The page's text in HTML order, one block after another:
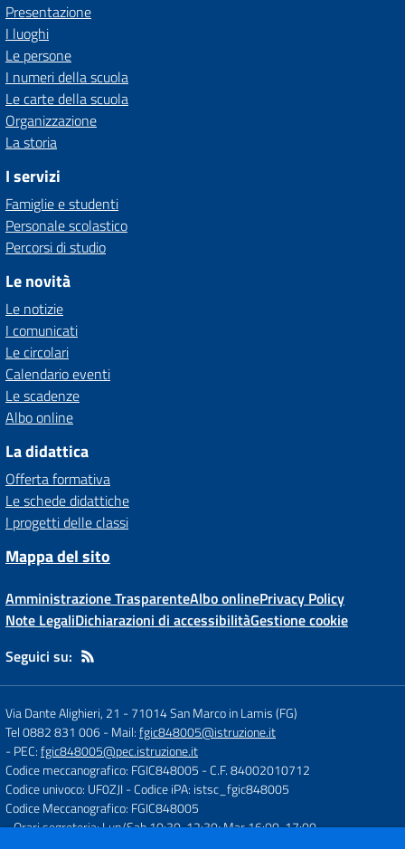
Presentazione
I luoghi
Le persone
I numeri della scuola
Le carte della scuola
Organizzazione
La storia
I servizi
Famiglie e studenti
Personale scolastico
Percorsi di studio
Le novità
Le notizie
I comunicati
Le circolari
Calendario eventi
Le scadenze
Albo online
La didattica
Offerta formativa
Le schede didattiche
I progetti delle classi
Mappa del sito
Amministrazione TrasparenteAlbo onlinePrivacy Policy
Note LegaliDichiarazioni di accessibilitàGestione cookie
Seguici su:
Via Dante Alighieri, 21 -71014 San Marco in Lamis (FG)
Tel 0882 831 006- Mail:fgic848005@istruzione.it
- PEC:fgic848005@pec.istruzione.it
Codice meccanografico: FGIC848005 - C.F. 84002010712
Codice univoco: UF0ZJI- Codice iPA: istsc_fgic848005
Codice Meccanografico: FGIC848005
- Orari segreteria: Lun/Sab 10:30-12:30; Mar 16:00-17:00